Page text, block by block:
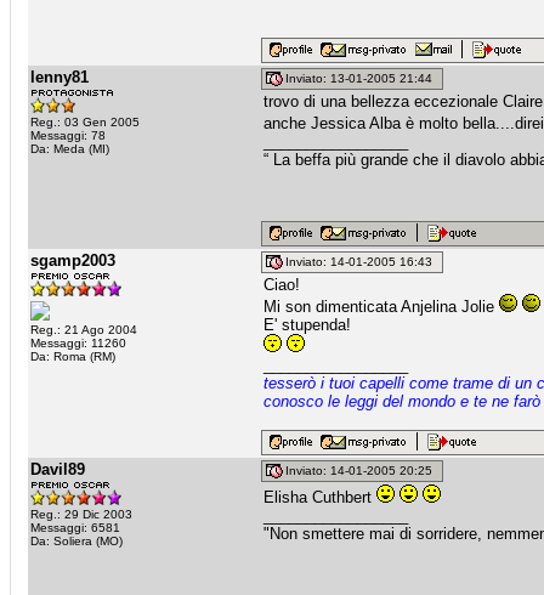
lenny81
Reg.: 03 Gen 2005
Messaggi: 78
Da: Meda (MI)
Inviato: 13-01-2005 21:44
trovo di una bellezza eccezionale
anche Jessica Alba è molto
“ La beffa più grande che il diavolo
sgamp2003
Reg.: 21 Ago 2004
Messaggi: 11260
Da: Roma (RM)
Inviato: 14-01-2005 16:43
Ciao!
Mi son dimenticata Anjelina Jolie
E' stupenda!
tesserò i tuoi capelli come trame di un
conosco le leggi del mondo e te ne
Davil89
Reg.: 29 Dic 2003
Messaggi: 6581
Da: Soliera (MO)
Inviato: 14-01-2005 20:25
Elisha Cuthbert
"Non smettere mai di sorridere,